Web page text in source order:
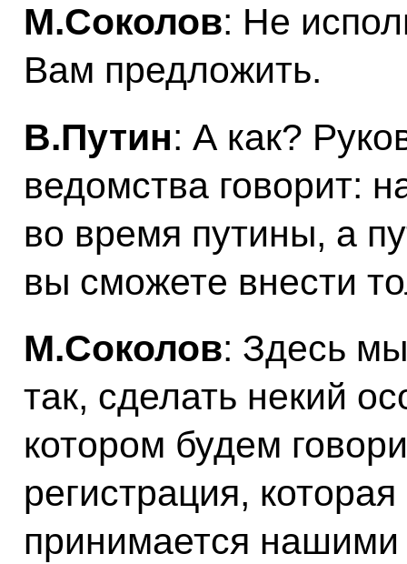
М.Соколов: Не
Вам предложить.
В.Путин: А как?
ведомства говорит:
во время путины, а
вы сможете внести
М.Соколов: Здесь
так, сделать некий
котором будем
регистрация,
принимается